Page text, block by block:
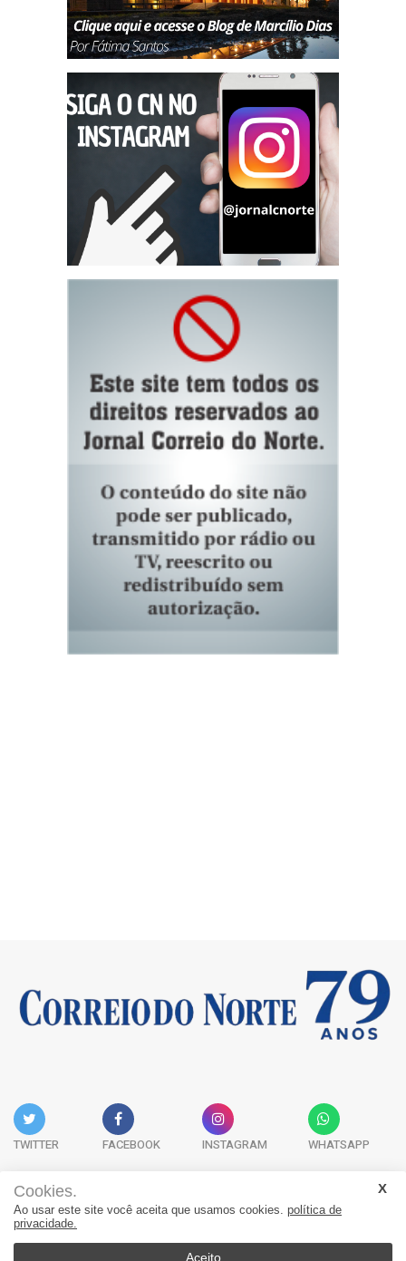
TWITTER FACEBOOK INSTAGRAM WHATSAPP
Acervo Digital Fale Conosco Quem Somos
Cookies.
Ao usar este site você aceita que usamos cookies. política de
privacidade.
Aceito